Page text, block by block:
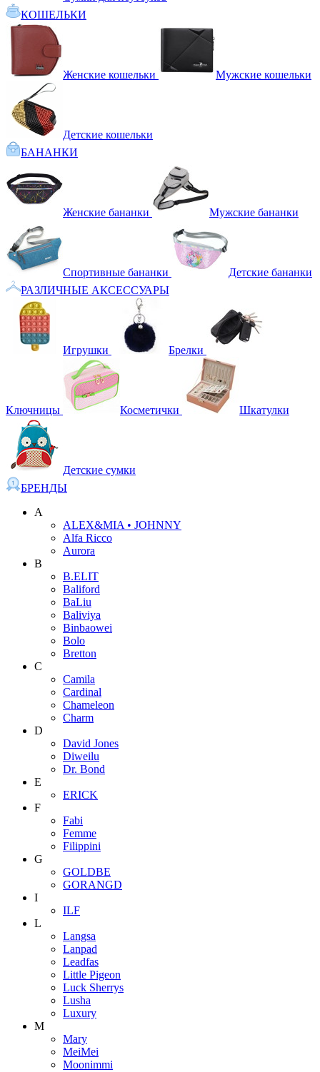
КОШЕЛЬКИ
Женские кошельки Мужские кошельки
Детские кошельки
БАНАНКИ
Женские бананки Мужские бананки
Спортивные бананки
Детские бананки
РАЗЛИЧНЫЕ АКСЕССУАРЫ
Игрушки Брелки
Ключницы Косметички Шкатулки
Детские сумки
БРЕНДЫ
A
ALEX&MIA • JOHNNY
Alfa Ricco
Aurora
B
B.ELIT
Baliford
BaLiu
Baliviya
Binbaowei
Bolo
Bretton
C
Camila
Cardinal
Chameleon
Charm
D
David Jones
Diweilu
Dr. Bond
E
ERICK
F
Fabi
Femme
Filippini
G
GOLDBE
GORANGD
I
ILF
L
Langsa
Lanpad
Leadfas
Little Pigeon
Luck Sherrys
Lusha
Luxury
M
Mary
MeiMei
Moonimmi